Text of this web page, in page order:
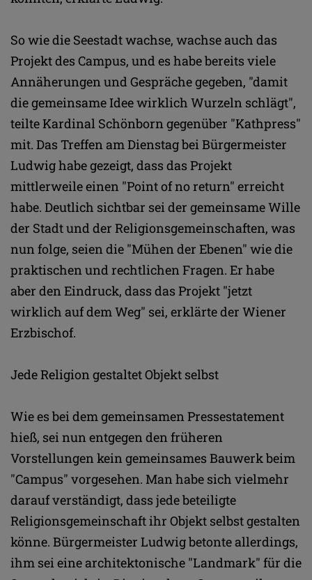
So wie die Seestadt wachse, wachse auch das
Projekt des Campus, und es habe bereits viele
Annäherungen und Gespräche gegeben, "damit
die gemeinsame Idee wirklich Wurzeln schlägt",
teilte Kardinal Schönborn gegenüber "Kathpress"
mit. Das Treffen am Dienstag bei Bürgermeister
Ludwig habe gezeigt, dass das Projekt
mittlerweile einen "Point of no return" erreicht
habe. Deutlich sichtbar sei der gemeinsame Wille
der Stadt und der Religionsgemeinschaften, was
nun folge, seien die "Mühen der Ebenen" wie die
praktischen und rechtlichen Fragen. Er habe
aber den Eindruck, dass das Projekt "jetzt
wirklich auf dem Weg" sei, erklärte der Wiener
Erzbischof.
Jede Religion gestaltet Objekt selbst
Wie es bei dem gemeinsamen Pressestatement
hieß, sei nun entgegen den früheren
Vorstellungen kein gemeinsames Bauwerk beim
"Campus" vorgesehen. Man habe sich vielmehr
darauf verständigt, dass jede beteiligte
Religionsgemeinschaft ihr Objekt selbst gestalten
könne. Bürgermeister Ludwig betonte allerdings,
ihm sei eine architektonische "Landmark" für die